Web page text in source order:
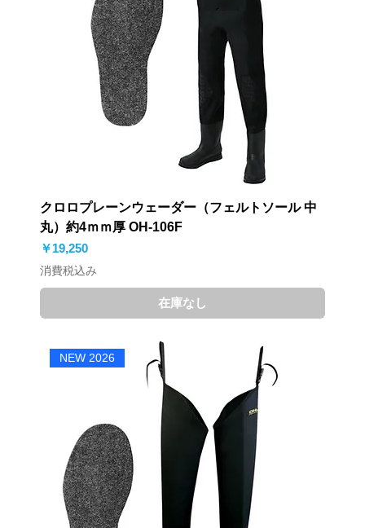
クロロプレーンウェーダー（フェルトソール 中
丸）約4ｍｍ厚 OH-106F
価格
￥19,250
消費税込み
在庫なし
NEW 2026